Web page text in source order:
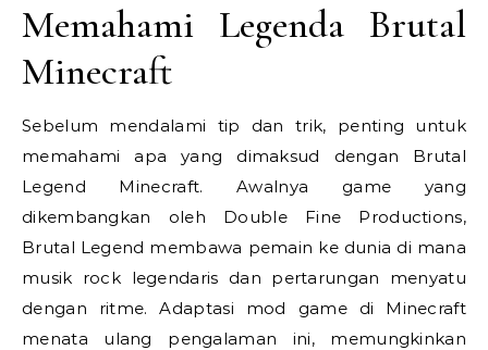
Memahami Legenda Brutal
Minecraft
Sebelum mendalami tip dan trik, penting untuk
memahami apa yang dimaksud dengan Brutal
Legend Minecraft. Awalnya game yang
dikembangkan oleh Double Fine Productions,
Brutal Legend membawa pemain ke dunia di mana
musik rock legendaris dan pertarungan menyatu
dengan ritme. Adaptasi mod game di Minecraft
menata ulang pengalaman ini, memungkinkan